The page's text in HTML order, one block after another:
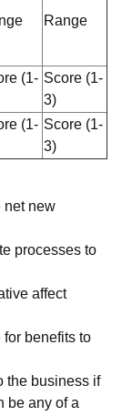
Range
(1- Score (1-
3)
(1- Score (1-
3)
net new
processes to
affect
benefits to
the business if
be any of a